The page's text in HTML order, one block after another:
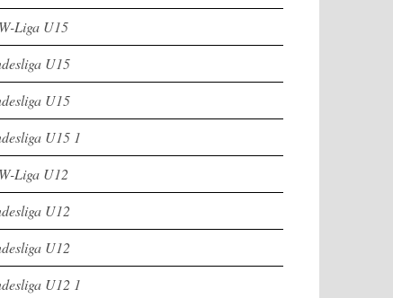
Liga U15
U15
U15
U15 1
Liga U12
U12
U12
U12 1